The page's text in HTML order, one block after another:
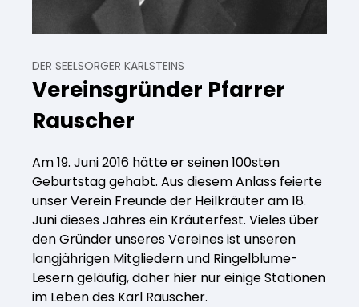
DER SEELSORGER KARLSTEINS
Vereinsgründer Pfarrer
Rauscher
Am 19. Juni 2016 hätte er seinen 100sten
Geburtstag gehabt. Aus diesem Anlass feierte
unser Verein Freunde der Heilkräuter am 18.
Juni dieses Jahres ein Kräuterfest. Vieles über
den Gründer unseres Vereines ist unseren
langjährigen Mitgliedern und Ringelblume-
Lesern geläufig, daher hier nur einige Stationen
im Leben des Karl Rauscher.